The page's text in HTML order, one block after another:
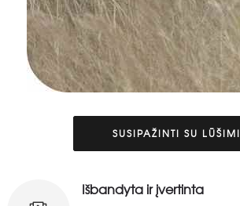
SUSIPAŽINTI SU LŪŠIMI
Išbandyta ir įvertinta